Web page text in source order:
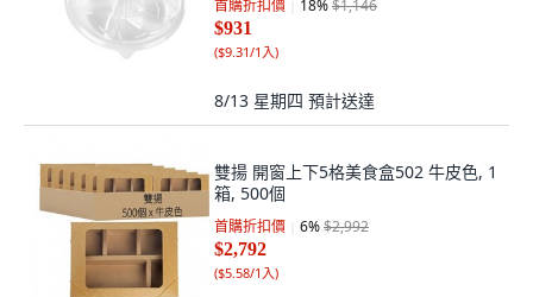
首購折扣價 18%$1,146
$931
($9.31/1入)
8/13 星期四 預計送達
雙揚 開窗上下5格美食盒502 牛皮色, 1
箱, 500個
首購折扣價 6%$2,992
$2,792
($5.58/1入)